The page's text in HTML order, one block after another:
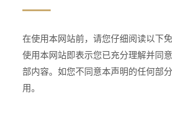
在使用本网站前，请您仔细阅读以下
使用本网站即表示您已充分理解并同
部内容。如您不同意本声明的任何部
用。